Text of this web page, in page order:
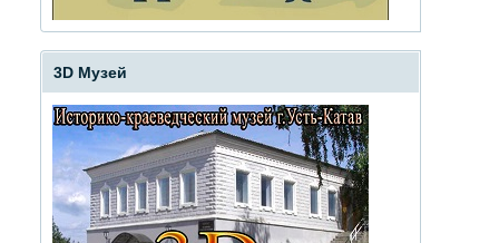
3D Музей